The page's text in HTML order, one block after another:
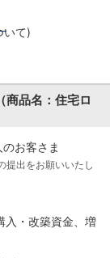
て)
商品名：住宅ロ
お客さま
提出をお願いいたし
入・改築資金、増